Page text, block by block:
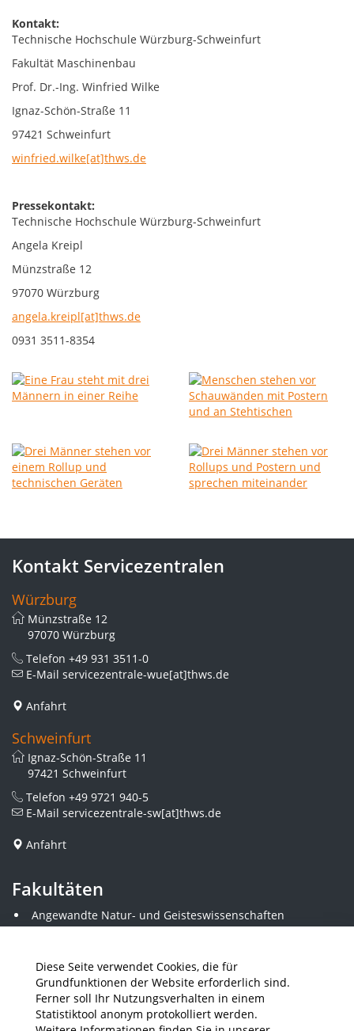
Diese Seite verwendet Cookies, die für
Grundfunktionen der Website erforderlich sind.
Ferner soll Ihr Nutzungsverhalten in einem
Statistiktool anonym protokolliert werden.
Kontakt:
Technische Hochschule Würzburg-Schweinfurt
Fakultät Maschinenbau
Prof. Dr.-Ing. Winfried Wilke
Ignaz-Schön-Straße 11
97421 Schweinfurt
winfried.wilke[at]thws.de
Pressekontakt:
Technische Hochschule Würzburg-Schweinfurt
Angela Kreipl
Münzstraße 12
97070 Würzburg
angela.kreipl[at]thws.de
0931 3511-8354
Kontakt Servicezentralen
Würzburg
Münzstraße 12
97070 Würzburg
Telefon +49 931 3511-0
E-Mail servicezentrale-wue[at]thws.de
Anfahrt
Schweinfurt
Ignaz-Schön-Straße 11
97421 Schweinfurt
Telefon +49 9721 940-5
E-Mail servicezentrale-sw[at]thws.de
Anfahrt
Fakultäten
Angewandte Natur- und Geisteswissenschaften
Angewandte Sozialwissenschaften
Elektrotechnik
Gestaltung
Informatik und Wirtschaftsinformatik
Kunststofftechnik und Vermessung
Maschinenbau